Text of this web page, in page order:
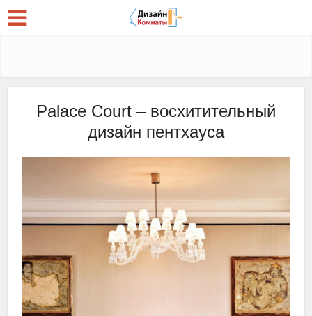
Palace Court – восхитительный
дизайн пентхауса